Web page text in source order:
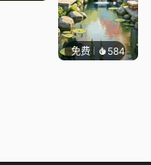
免费 584渔小小